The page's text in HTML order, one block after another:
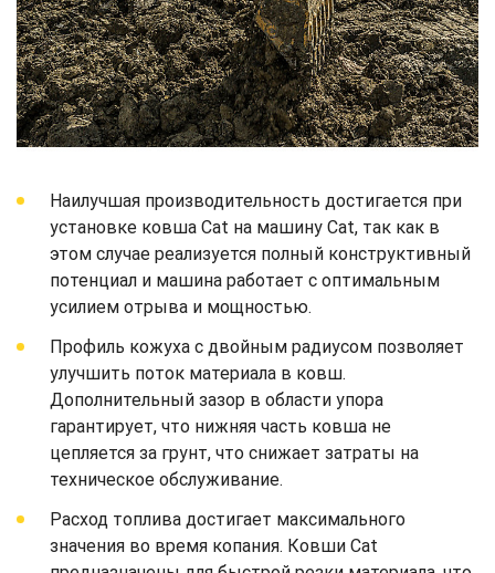
Наилучшая производительность достигается при
установке ковша Cat на машину Cat, так как в
этом случае реализуется полный конструктивный
потенциал и машина работает с оптимальным
усилием отрыва и мощностью.
Профиль кожуха с двойным радиусом позволяет
улучшить поток материала в ковш.
Дополнительный зазор в области упора
гарантирует, что нижняя часть ковша не
цепляется за грунт, что снижает затраты на
техническое обслуживание.
Расход топлива достигает максимального
значения во время копания. Ковши Cat